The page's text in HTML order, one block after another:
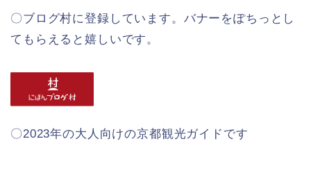
〇ブログ村に登録しています。バナーをぽちっとし
てもらえると嬉しいです。
〇2023年の大人向けの京都観光ガイドです